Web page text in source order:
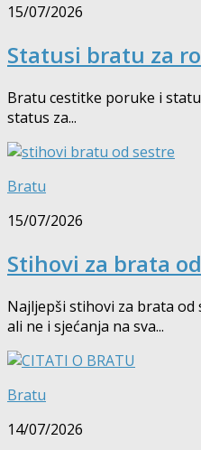
15/07/2026
Statusi bratu za
Bratu cestitke poruke i
status za...
Bratu
15/07/2026
Stihovi za brata
Najljepši stihovi za brata
ali ne i sjećanja na sva...
Bratu
14/07/2026